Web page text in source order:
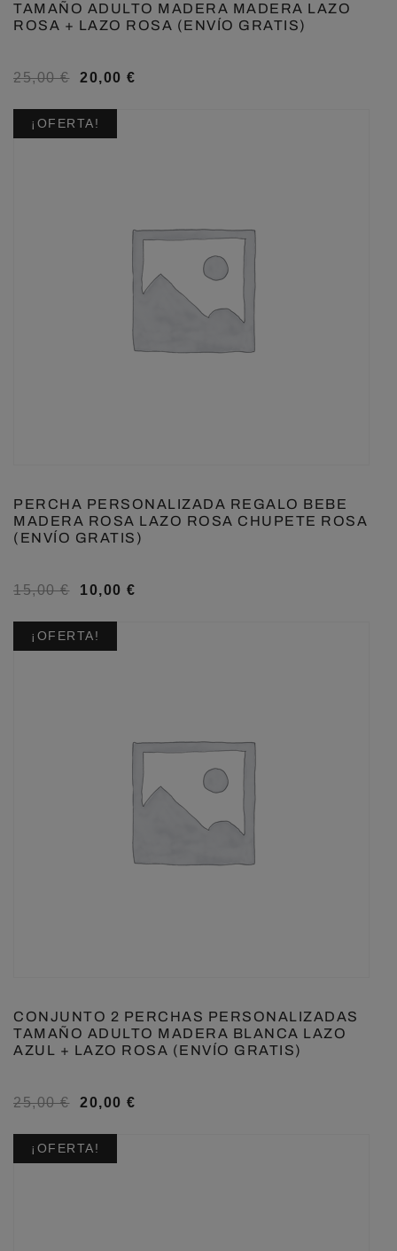
TAMAÑO ADULTO MADERA MADERA LAZO
ROSA + LAZO ROSA (ENVÍO GRATIS)
25,00€ 20,00 €
¡OFERTA!
PERCHA PERSONALIZADA REGALO BEBE
MADERA ROSA LAZO ROSA CHUPETE ROSA
(ENVÍO GRATIS)
15,00€ 10,00 €
¡OFERTA!
CONJUNTO 2 PERCHAS PERSONALIZADAS
TAMAÑO ADULTO MADERA BLANCA LAZO
AZUL + LAZO ROSA (ENVÍO GRATIS)
25,00€ 20,00 €
¡OFERTA!